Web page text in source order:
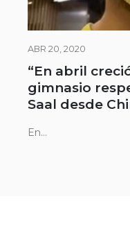
ABR 20, 2020
“En abril
gimnasio
Saal desde
En...